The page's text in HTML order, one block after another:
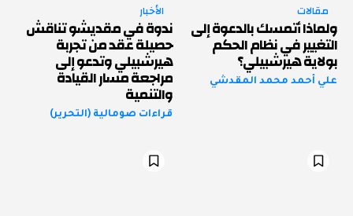
مقالات
ولماذا أتمسك بالدعوة إلى
التغيير في نظام الحكم
بولاية هيرشبيلي؟
علي أحمد محمد المقدشي
الأخبار
ندوة في مقديشو تناقش
حصيلة عقد من تجربة
هيرشبيلي وتدعو إلى
مراجعة مسار القيادة
والتنمية
قراءات صومالية (التحرير)